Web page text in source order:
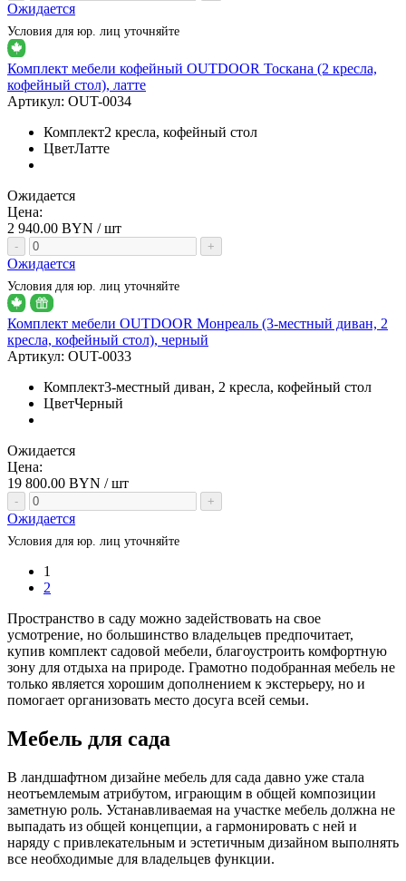
Ожидается
Условия для юр. лиц уточняйте
Комплект мебели кофейный OUTDOOR Тоскана (2 кресла,
кофейный стол), латте
Артикул: OUT-0034
Комплект2 кресла, кофейный стол
ЦветЛатте
Ожидается
Цена:
2 940.00 BYN / шт
- +
Ожидается
Условия для юр. лиц уточняйте
Комплект мебели OUTDOOR Монреаль (3-местный диван, 2
кресла, кофейный стол), черный
Артикул: OUT-0033
Комплект3-местный диван, 2 кресла, кофейный стол
ЦветЧерный
Ожидается
Цена:
19 800.00 BYN / шт
- +
Ожидается
Условия для юр. лиц уточняйте
1
2
Пространство в саду можно задействовать на свое
усмотрение, но большинство владельцев предпочитает,
купив комплект садовой мебели, благоустроить комфортную
зону для отдыха на природе. Грамотно подобранная мебель не
только является хорошим дополнением к экстерьеру, но и
помогает организовать место досуга всей семьи.
Мебель для сада
В ландшафтном дизайне мебель для сада давно уже стала
неотъемлемым атрибутом, играющим в общей композиции
заметную роль. Устанавливаемая на участке мебель должна не
выпадать из общей концепции, а гармонировать с ней и
наряду с привлекательным и эстетичным дизайном выполнять
все необходимые для владельцев функции.